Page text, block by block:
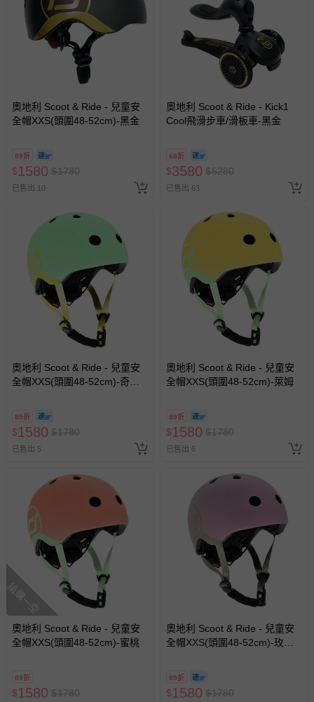
奧地利 Scoot & Ride - 兒童安
全帽XXS(頭圍48-52cm)-黑金
89折
$1580 $1780
已售出 10
奧地利 Scoot & Ride - Kick1
Cool飛滑步車/滑板車-黑金
68折
$3580 $5280
已售出 63
奧地利 Scoot & Ride - 兒童安
全帽XXS(頭圍48-52cm)-奇異
89折
$1580 $1780
已售出 5
奧地利 Scoot & Ride - 兒童安
全帽XXS(頭圍48-52cm)-萊姆
89折
$1580 $1780
已售出 6
搶購一空
奧地利 Scoot & Ride - 兒童安
全帽XXS(頭圍48-52cm)-蜜桃
89折
$1580 $1780
奧地利 Scoot & Ride - 兒童安
全帽XXS(頭圍48-52cm)-玫瑰
89折
$1580 $1780